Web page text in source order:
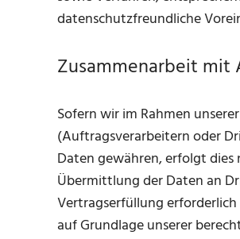
datenschutzfreundliche
Zusammenarbeit
Sofern wir im Rahmen
(Auftragsverarbeitern oder
Daten gewähren, erfolgt dies
Übermittlung der Daten an
Vertragserfüllung
auf Grundlage unserer